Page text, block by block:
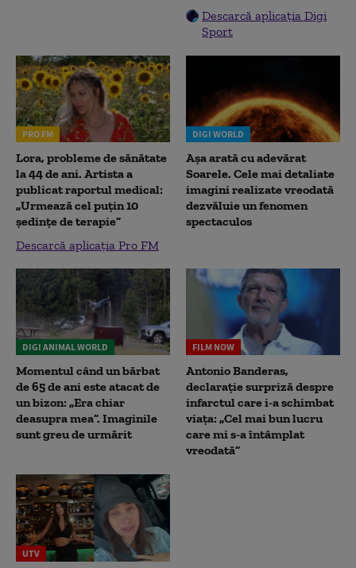
Descarcă aplicația Digi
Sport
PRO FM
Lora, probleme de sănătate
la 44 de ani. Artista a
publicat raportul medical:
„Urmează cel puțin 10
ședințe de terapie”
Descarcă aplicația Pro FM
DIGI WORLD
Așa arată cu adevărat
Soarele. Cele mai detaliate
imagini realizate vreodată
dezvăluie un fenomen
spectaculos
DIGI ANIMAL WORLD
Momentul când un bărbat
de 65 de ani este atacat de
un bizon: „Era chiar
deasupra mea”. Imaginile
sunt greu de urmărit
FILM NOW
Antonio Banderas,
declarație surpriză despre
infarctul care i-a schimbat
viața: „Cel mai bun lucru
care mi s-a întâmplat
vreodată”
UTV